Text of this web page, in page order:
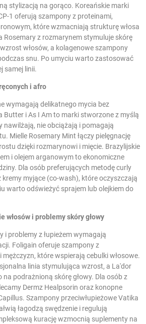
stylizacją na gorąco. Koreańskie marki
1 oferują szampony z proteinami,
które wzmacniają strukturę włosa
z rozmarynem stymuluje skórę
włosów, a kolagenowe szampony
snu. Po umyciu warto zastosować
samej linii.
i afro
wymagają delikatnego mycia bez
Butter i As I Am to marki stworzone z myślą
nawilżają, nie obciążają i pomagają
Mielle Rosemary Mint łączy pielęgnację
dzięki rozmarynowi i mięcie. Brazylijskie
i olejem arganowym to ekonomiczne
Dla osób preferujących metodę curly
myjące (co-wash), które oczyszczają
warto odświeżyć sprajem lub olejkiem do
włosów i problemy skóry głowy
i problemy z łupieżem wymagają
Foligain oferuje szampony z
które wspierają cebulki włosowe.
linia stymulująca wzrost, a La'dor
na podrażnioną skórę głowy. Dla osób z
Dermz Healpsorin oraz konopne
Szampony przeciwłupieżowe Vatika
łagodzą swędzenie i regulują
kurację wzmocnią suplementy na